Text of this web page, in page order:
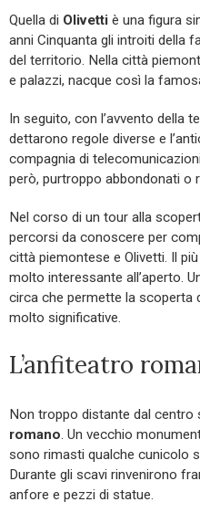
Quella di Olivetti è una figura
anni Cinquanta gli introiti della
del territorio. Nella città
e palazzi, nacque così la
In seguito, con l’avvento della
dettarono regole diverse e
compagnia di
però, purtroppo abbondonati o
Nel corso di un tour alla
percorsi da conoscere per
città piemontese e Olivetti. Il
molto interessante all’aperto.
circa che permette la scoperta
molto significative.
L’anfiteatro
Non troppo distante dal centro
romano . Un vecchio
sono rimasti qualche cunicolo
Durante gli scavi rinvenirono
anfore e pezzi di statue.